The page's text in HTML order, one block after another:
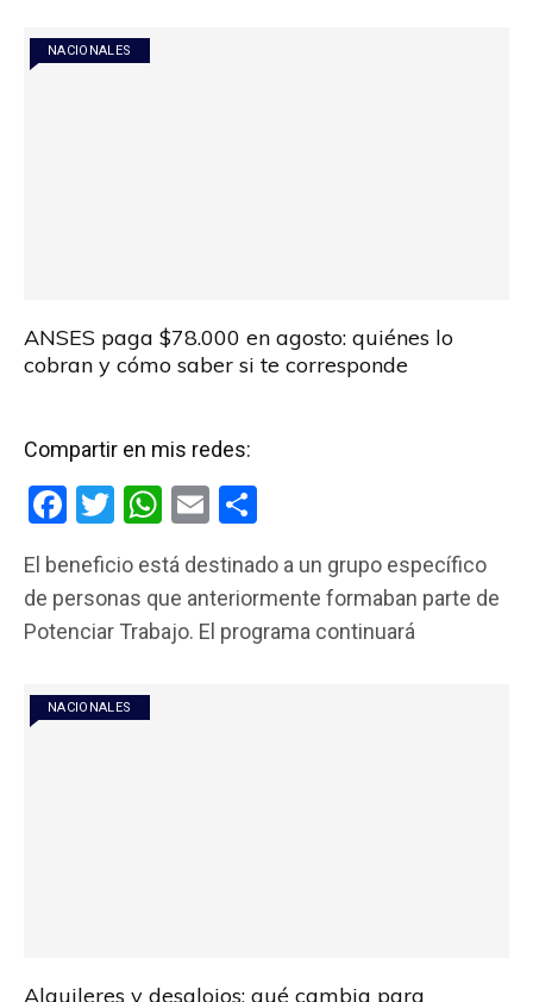
o
k
NACIONALES
ANSES paga $78.000 en agosto: quiénes lo
cobran y cómo saber si te corresponde
Compartir en mis redes:
F
ce
b
o
k
T
tt
er
W
at
s
A
E
ail m
p
ar
El beneficio está destinado a un grupo específico
de personas que anteriormente formaban parte de
Potenciar Trabajo. El programa continuará
NACIONALES
Alquileres y desalojos: qué cambia para